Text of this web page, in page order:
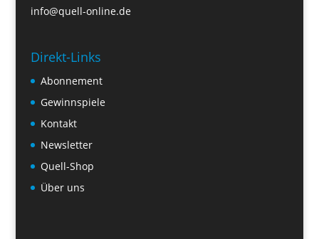
info@quell-online.de
Direkt-Links
Abonnement
Gewinnspiele
Kontakt
Newsletter
Quell-Shop
Über uns